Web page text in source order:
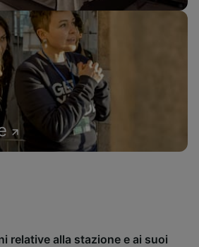
relative alla stazione e ai suoi